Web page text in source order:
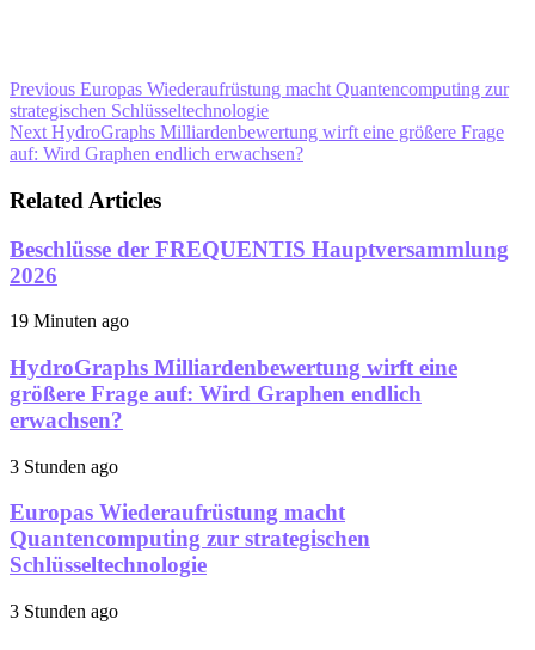
Previous Europas Wiederaufrüstung macht Quantencomputing zur
strategischen Schlüsseltechnologie
Next HydroGraphs Milliardenbewertung wirft eine größere Frage
auf: Wird Graphen endlich erwachsen?
Related Articles
Beschlüsse der FREQUENTIS Hauptversammlung
2026
19 Minuten ago
HydroGraphs Milliardenbewertung wirft eine
größere Frage auf: Wird Graphen endlich
erwachsen?
3 Stunden ago
Europas Wiederaufrüstung macht
Quantencomputing zur strategischen
Schlüsseltechnologie
3 Stunden ago